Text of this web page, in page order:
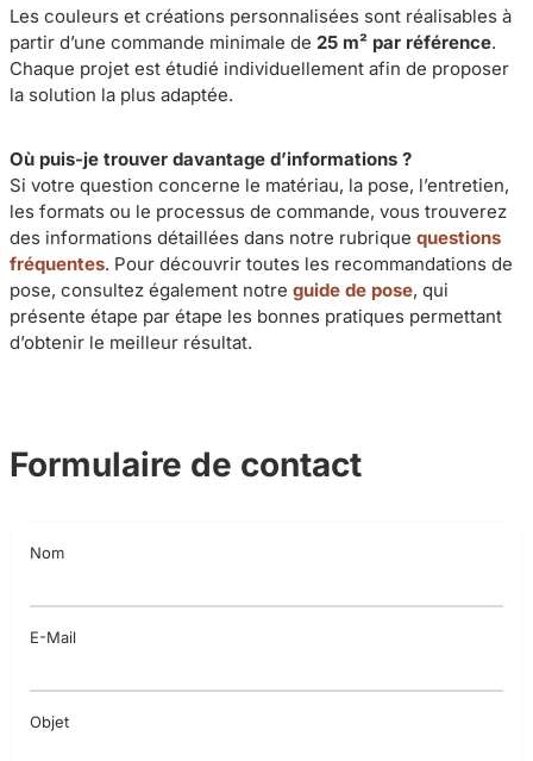
Les couleurs et créations personnalisées sont réalisables à
partir d’une commande minimale de 25 m² par référence.
Chaque projet est étudié individuellement afin de proposer
la solution la plus adaptée.
Où puis-je trouver davantage d’informations ?
Si votre question concerne le matériau, la pose, l’entretien,
les formats ou le processus de commande, vous trouverez
des informations détaillées dans notre rubrique questions
fréquentes. Pour découvrir toutes les recommandations de
pose, consultez également notre guide de pose, qui
présente étape par étape les bonnes pratiques permettant
d’obtenir le meilleur résultat.
Formulaire de contact
Nom
E-Mail
Objet